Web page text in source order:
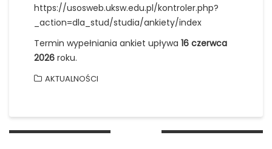
https://usosweb.uksw.edu.pl/kontroler.php?
_action=dla_stud/studia/ankiety/index
Termin wypełniania ankiet upływa 16 czerwca
2026 roku.
AKTUALNOŚCI
Nawigacja